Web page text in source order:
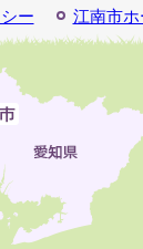
ー 江南市